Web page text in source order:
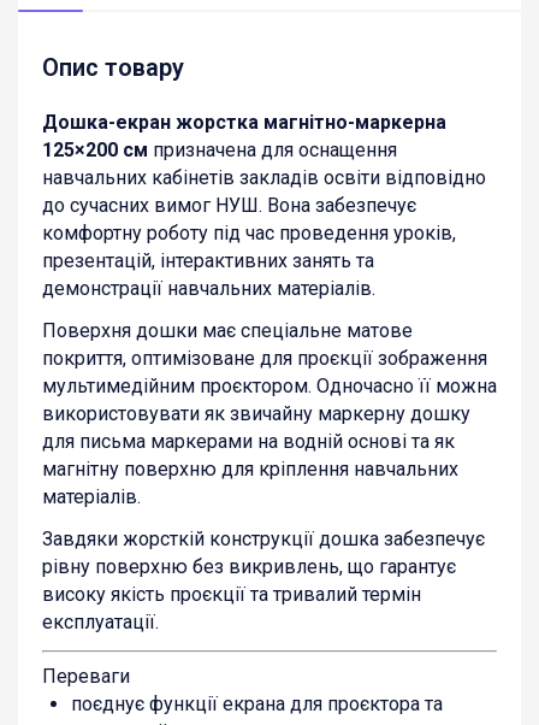
Опис товару
Дошка-екран жорстка магнітно-маркерна
125×200 см призначена для оснащення
навчальних кабінетів закладів освіти відповідно
до сучасних вимог НУШ. Вона забезпечує
комфортну роботу під час проведення уроків,
презентацій, інтерактивних занять та
демонстрації навчальних матеріалів.
Поверхня дошки має спеціальне матове
покриття, оптимізоване для проєкції зображення
мультимедійним проєктором. Одночасно її можна
використовувати як звичайну маркерну дошку
для письма маркерами на водній основі та як
магнітну поверхню для кріплення навчальних
матеріалів.
Завдяки жорсткій конструкції дошка забезпечує
рівну поверхню без викривлень, що гарантує
високу якість проєкції та тривалий термін
експлуатації.
Переваги
поєднує функції екрана для проєктора та